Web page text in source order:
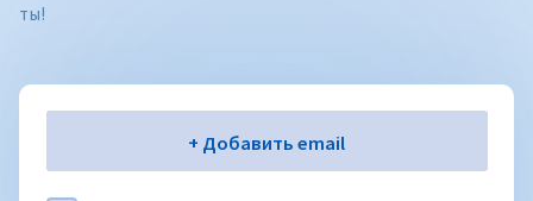
ты!
Электронная почта+ Добавить email